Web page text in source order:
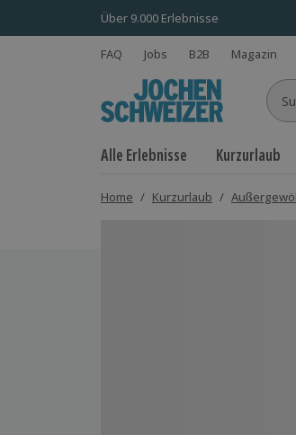
Über 9.000 Erlebnisse
FAQ Jobs B2B Magazin
Alle Erlebnisse Kurzurlaub
Home / Kurzurlaub /